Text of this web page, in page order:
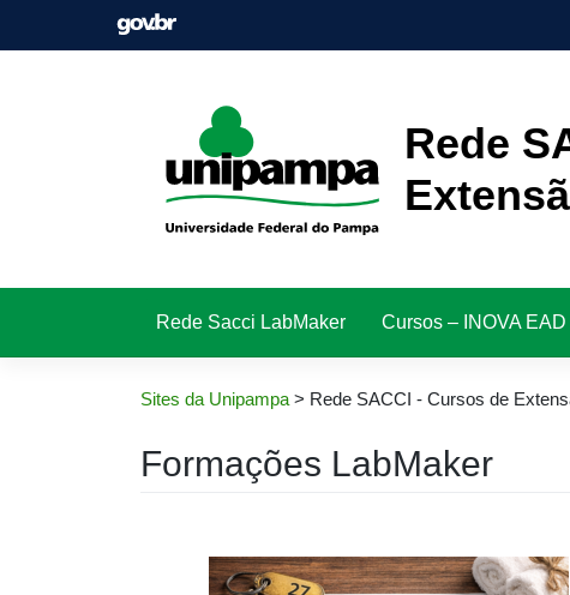
Rede
Rede Sacci LabMaker Cursos – INOVA EAD
Sites da Unipampa> Rede SACCI - Cursos de
Formações LabMaker